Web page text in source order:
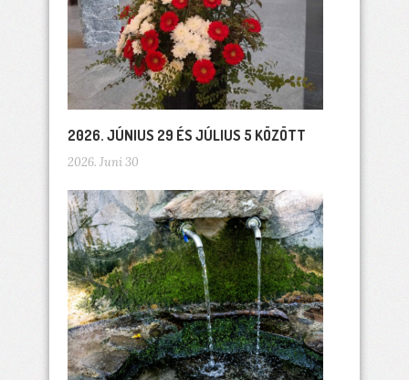
2026. JÚNIUS 29 ÉS JÚLIUS 5 KÖZÖTT
2026. Juni 30